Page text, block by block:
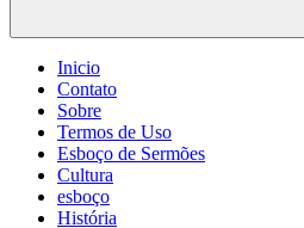
Inicio
Contato
Sobre
Termos de Uso
Esboço de Sermões
Cultura
esboço
História